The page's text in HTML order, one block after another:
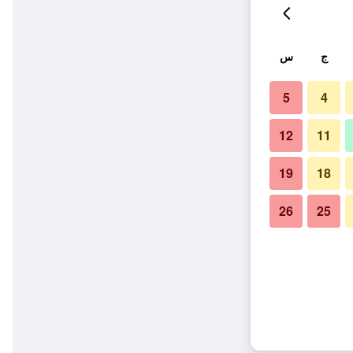
ج س
4
5
11
12
18
19
25
26